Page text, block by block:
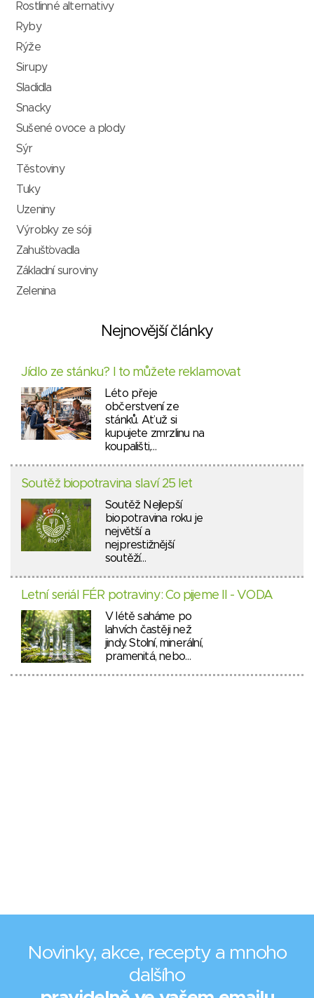
Rostlinné alternativy
Ryby
Rýže
Sirupy
Sladidla
Snacky
Sušené ovoce a plody
Sýr
Těstoviny
Tuky
Uzeniny
Výrobky ze sóji
Zahušťovadla
Základní suroviny
Zelenina
Nejnovější články
Jídlo ze stánku? I to můžete reklamovat
Léto přeje
občerstvení ze
stánků. Ať už si
kupujete zmrzlinu na
koupališti,…
Soutěž biopotravina slaví 25 let
Soutěž Nejlepší
biopotravina roku je
největší a
nejprestižnější
soutěží…
Letní seriál FÉR potraviny: Co pijeme II - VODA
V létě saháme po
lahvích častěji než
jindy. Stolní, minerální,
pramenitá, nebo…
Novinky, akce, recepty a mnoho
dalšího